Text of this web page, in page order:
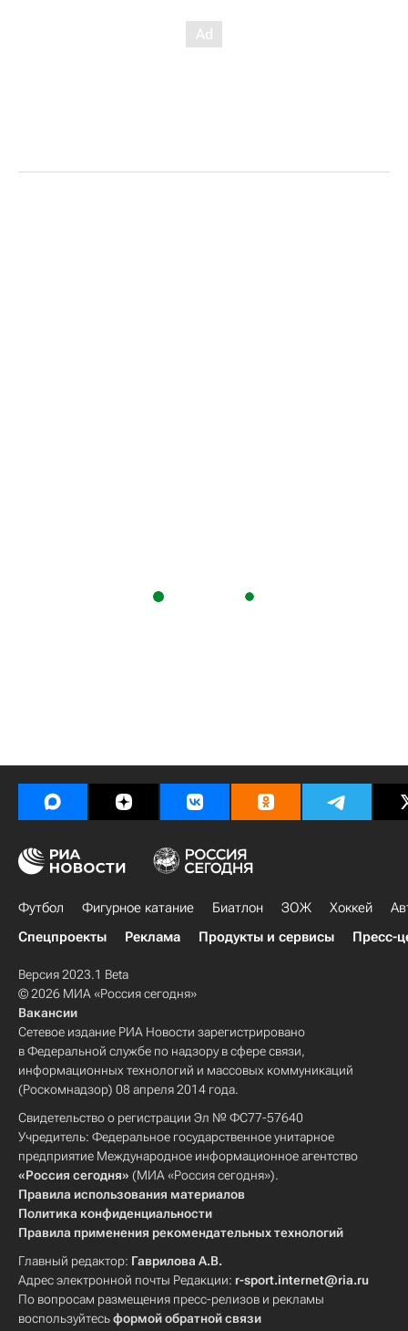
Футбол Фигурное катание Биатлон ЗОЖ Хоккей
Спецпроекты
Реклама Продукты и сервисы Пресс-
Версия 2023.1 Beta
© 2026 МИА «Россия сегодня»
Вакансии
Сетевое издание РИА Новости зарегистрировано
в Федеральной службе по надзору в сфере связи,
информационных технологий и массовых коммуникаций
(Роскомнадзор) 08 апреля 2014 года.
Свидетельство о регистрации Эл № ФС77-57640
Учредитель: Федеральное государственное унитарное
предприятие Международное информационное агентство
«Россия сегодня» (МИА «Россия сегодня»).
Правила использования материалов
Политика конфиденциальности
Правила применения рекомендательных технологий
Главный редактор: Гаврилова А.В.
Адрес электронной почты Редакции: r-sport.internet@ria.ru
По вопросам размещения пресс-релизов и рекламы
воспользуйтесьформой обратной связи